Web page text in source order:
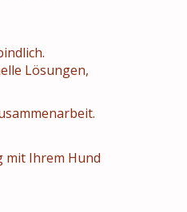
Lösungen,
mit Ihrem Hund